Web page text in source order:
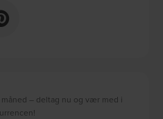
– deltag nu og vær med i